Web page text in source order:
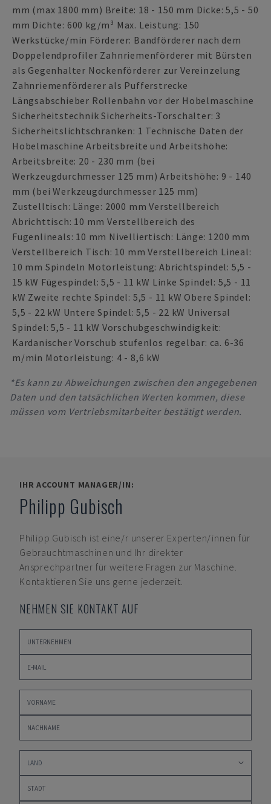
mm (max 1800 mm) Breite: 18 - 150 mm Dicke: 5,5 - 50
mm Dichte: 600 kg/m³ Max. Leistung: 150
Werkstücke/min Förderer: Bandförderer nach dem
Doppelendprofiler Zahnriemenförderer mit Bürsten
als Gegenhalter Nockenförderer zur Vereinzelung
Zahnriemenförderer als Pufferstrecke
Längsabschieber Rollenbahn vor der Hobelmaschine
Sicherheitstechnik Sicherheits-Torschalter: 3
Sicherheitslichtschranken: 1 Technische Daten der
Hobelmaschine Arbeitsbreite und Arbeitshöhe:
Arbeitsbreite: 20 - 230 mm (bei
Werkzeugdurchmesser 125 mm) Arbeitshöhe: 9 - 140
mm (bei Werkzeugdurchmesser 125 mm)
Zustelltisch: Länge: 2000 mm Verstellbereich
Abrichttisch: 10 mm Verstellbereich des
Fugenlineals: 10 mm Nivelliertisch: Länge: 1200 mm
Verstellbereich Tisch: 10 mm Verstellbereich Lineal:
10 mm Spindeln Motorleistung: Abrichtspindel: 5,5 -
15 kW Fügespindel: 5,5 - 11 kW Linke Spindel: 5,5 - 11
kW Zweite rechte Spindel: 5,5 - 11 kW Obere Spindel:
5,5 - 22 kW Untere Spindel: 5,5 - 22 kW Universal
Spindel: 5,5 - 11 kW Vorschubgeschwindigkeit:
Kardanischer Vorschub stufenlos regelbar: ca. 6-36
m/min Motorleistung: 4 - 8,6 kW
*Es kann zu Abweichungen zwischen den angegebenen
Daten und den tatsächlichen Werten kommen, diese
müssen vom Vertriebsmitarbeiter bestätigt werden.
IHR ACCOUNT MANAGER/IN:
Philipp Gubisch
Philipp Gubisch ist eine/r unserer Experten/innen für
Gebrauchtmaschinen und Ihr direkter
Ansprechpartner für weitere Fragen zur Maschine.
Kontaktieren Sie uns gerne jederzeit.
NEHMEN SIE KONTAKT AUF